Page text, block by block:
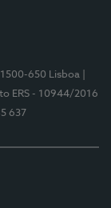
1500-650 Lisboa
ERS - 10944/2016
637